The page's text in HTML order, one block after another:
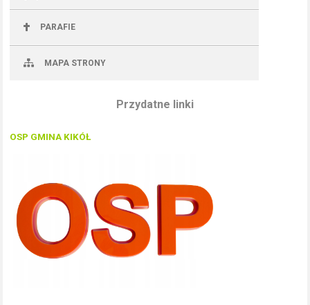
PARAFIE
MAPA STRONY
Przydatne linki
OSP GMINA KIKÓŁ